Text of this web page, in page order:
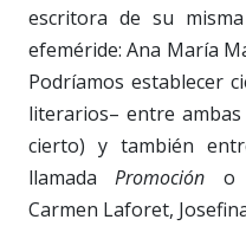
escritora de su
efeméride: Ana María
Podríamos establecer
literarios– entre
cierto) y también
llamadaPromoción o
Carmen Laforet,